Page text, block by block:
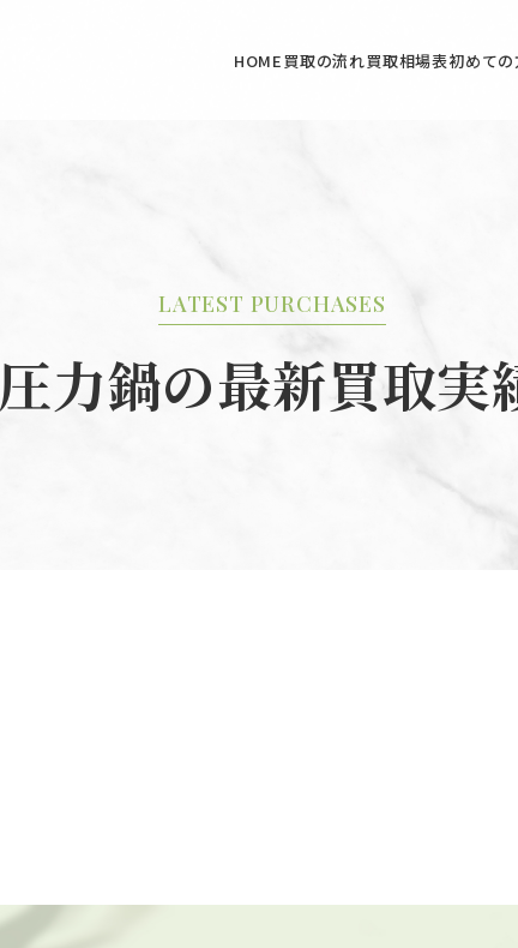
HOME買取の流れ買取相場表初めて
LATEST PURCHASES
圧力鍋の最新買取実